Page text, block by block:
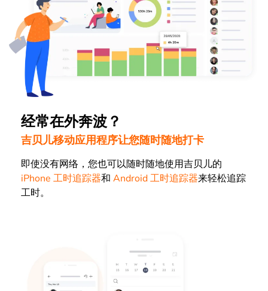
经常在外奔波？
吉贝儿移动应用程序让您随时随地打卡
即使没有网络，您也可以随时随地使用吉贝儿的
iPhone 工时追踪器和 Android 工时追踪器来轻松追踪
工时。